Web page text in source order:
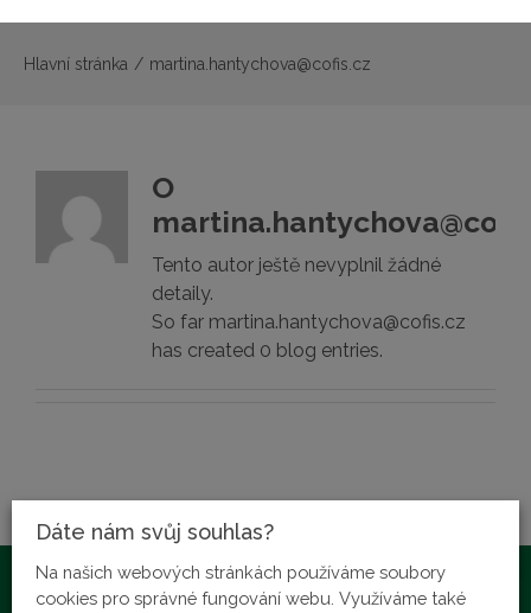
Hlavní stránka / martina.hantychova@cofis.cz
O
Tento autor ještě nevyplnil žádné
detaily.
So far martina.hantychova@cofis.cz
has created 0 blog entries.
Dáte nám svůj souhlas?
Na našich webových stránkách používáme soubory
cookies pro správné fungování webu. Využíváme také